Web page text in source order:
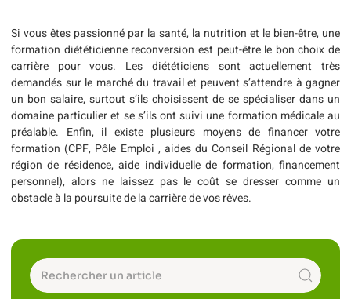
Si vous êtes passionné par la santé, la nutrition et le bien-être, une
formation diététicienne reconversion est peut-être le bon choix de
carrière pour vous. Les diététiciens sont actuellement très
demandés sur le marché du travail et peuvent s’attendre à gagner
un bon salaire, surtout s’ils choisissent de se spécialiser dans un
domaine particulier et se s’ils ont suivi une formation médicale au
préalable. Enfin, il existe plusieurs moyens de financer votre
formation (CPF, Pôle Emploi , aides du Conseil Régional de votre
région de résidence, aide individuelle de formation, financement
personnel), alors ne laissez pas le coût se dresser comme un
obstacle à la poursuite de la carrière de vos rêves.